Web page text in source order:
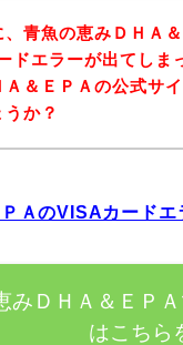
、青魚の恵みＤＨＡ
ドエラーが出てしま
Ａ＆ＥＰＡの公式サ
か？
ＡのVISAカード
みＤＨＡ＆ＥＰ
はこちら